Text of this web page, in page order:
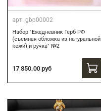
арт. gbp00002
Набор "Ежедневник Герб РФ
(съемная обложка из натуральной
кожи) и ручка" №2
17 850.00 руб